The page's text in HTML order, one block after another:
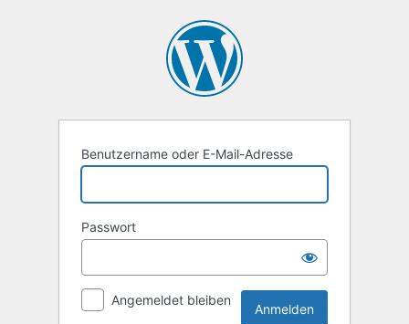
Benutzername oder E-Mail-Adresse
Passwort
Angemeldet bleiben